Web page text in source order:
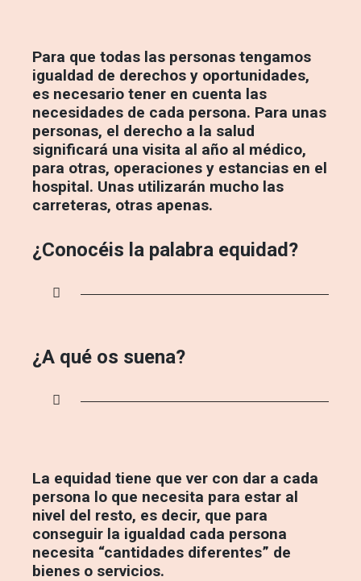
Para que todas las personas tengamos
igualdad de derechos y oportunidades,
es necesario tener en cuenta las
necesidades de cada persona. Para unas
personas, el derecho a la salud
significará una visita al año al médico,
para otras, operaciones y estancias en el
hospital. Unas utilizarán mucho las
carreteras, otras apenas.
¿Conocéis la palabra equidad?
¿A qué os suena?
La equidad tiene que ver con dar a cada
persona lo que necesita para estar al
nivel del resto, es decir, que para
conseguir la igualdad cada persona
necesita “cantidades diferentes” de
bienes o servicios.